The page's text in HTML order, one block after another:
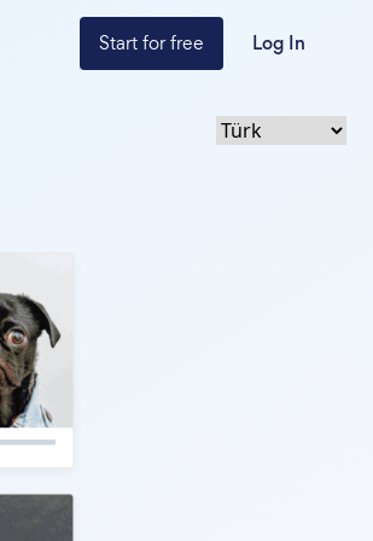
Start for free Log In